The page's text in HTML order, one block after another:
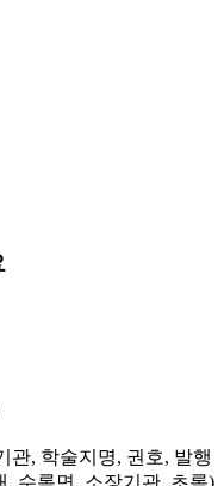
관, 학술지명, 권호, 발행